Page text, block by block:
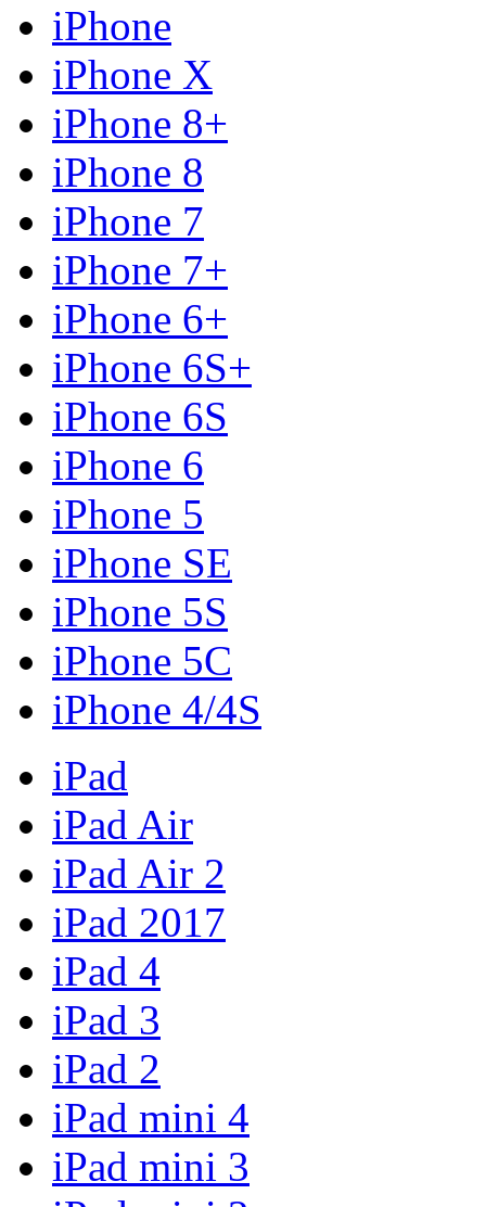
iPhone
iPhone X
iPhone 8+
iPhone 8
iPhone 7
iPhone 7+
iPhone 6+
iPhone 6S+
iPhone 6S
iPhone 6
iPhone 5
iPhone SE
iPhone 5S
iPhone 5C
iPhone 4/4S
iPad
iPad Air
iPad Air 2
iPad 2017
iPad 4
iPad 3
iPad 2
iPad mini 4
iPad mini 3